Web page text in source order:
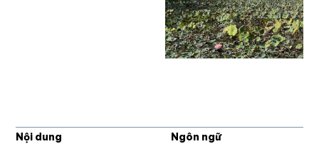
Nội dung Ngôn ngữ